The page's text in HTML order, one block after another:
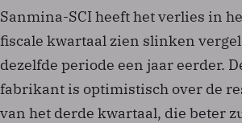
Sanmina-SCI heeft het verlies in
fiscale kwartaal zien slinken
dezelfde periode een jaar eerder.
fabrikant is optimistisch over de
van het derde kwartaal, die beter